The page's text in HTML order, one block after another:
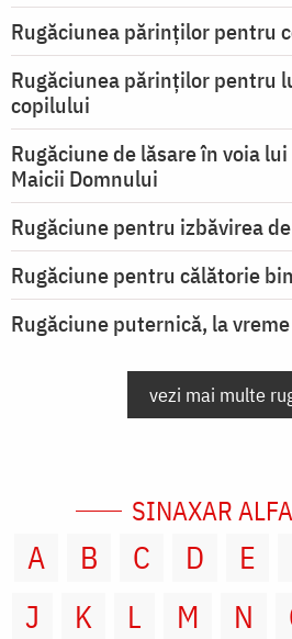
Rugăciunea părinților pentru
Rugăciunea părinților pentru
copilului
Rugăciune de lăsare în voia
Maicii Domnului
Rugăciune pentru izbăvirea
Rugăciune pentru călătorie
Rugăciune puternică, la
vezi mai multe
SINAXAR
A B C D E
J
K L M N